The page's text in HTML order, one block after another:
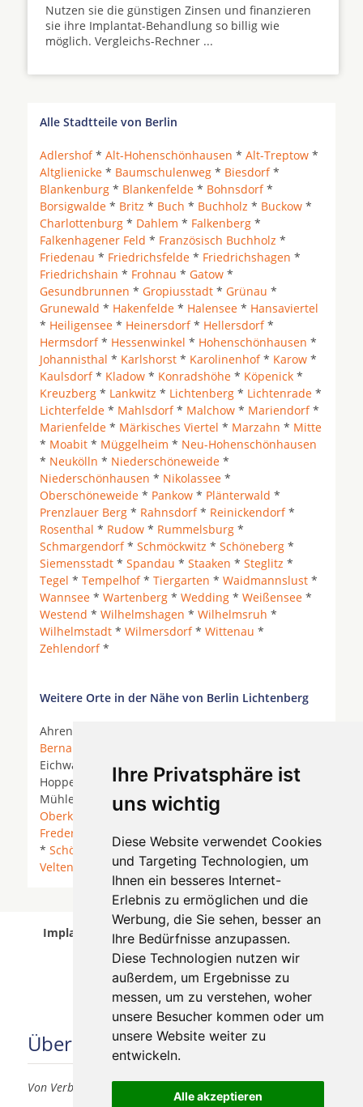
Ihre Privatsphäre ist
uns wichtig
Diese Website verwendet Cookies
und Targeting Technologien, um
Ihnen ein besseres Internet-
Erlebnis zu ermöglichen und die
Werbung, die Sie sehen, besser an
Ihre Bedürfnisse anzupassen.
Diese Technologien nutzen wir
außerdem, um Ergebnisse zu
messen, um zu verstehen, woher
unsere Besucher kommen oder um
unsere Website weiter zu
entwickeln.
Alle akzeptieren
Nutzen sie die günstigen Zinsen und finanzieren
sie ihre Implantat-Behandlung so billig wie
möglich. Vergleichs-Rechner ...
Alle Stadtteile von Berlin
Adlershof* Alt-Hohenschönhausen * Alt-Treptow *
Altglienicke * Baumschulenweg * Biesdorf*
Blankenburg * Blankenfelde * Bohnsdorf*
Borsigwalde * Britz * Buch * Buchholz * Buckow *
Charlottenburg * Dahlem * Falkenberg *
Falkenhagener Feld * Französisch Buchholz *
Friedenau * Friedrichsfelde * Friedrichshagen *
Friedrichshain * Frohnau * Gatow *
Gesundbrunnen * Gropiusstadt * Grünau *
Grunewald * Hakenfelde * Halensee * Hansaviertel
* Heiligensee * Heinersdorf* Hellersdorf*
Hermsdorf* Hessenwinkel * Hohenschönhausen *
Johannisthal * Karlshorst * Karolinenhof* Karow *
Kaulsdorf* Kladow * Konradshöhe * Köpenick *
Kreuzberg * Lankwitz * Lichtenberg * Lichtenrade *
Lichterfelde * Mahlsdorf* Malchow * Mariendorf*
Marienfelde * Märkisches Viertel * Marzahn * Mitte
* Moabit * Müggelheim * Neu-Hohenschönhausen
* Neukölln * Niederschöneweide *
Niederschönhausen * Nikolassee *
Oberschöneweide * Pankow * Plänterwald *
Prenzlauer Berg * Rahnsdorf* Reinickendorf*
Rosenthal * Rudow * Rummelsburg *
Schmargendorf* Schmöckwitz * Schöneberg *
Siemensstadt * Spandau * Staaken * Steglitz *
Tegel * Tempelhof* Tiergarten * Waidmannslust *
Wannsee * Wartenberg * Wedding * Weißensee *
Westend * Wilhelmshagen * Wilhelmsruh *
Wilhelmstadt * Wilmersdorf* Wittenau *
Zehlendorf*
Weitere Orte in der Nähe von Berlin Lichtenberg
Ahrensfelde *
Bernau bei Berlin
Eichwalde *
Fredersdorf-Vogelsdorf*Großbeeren
Hoppegarten * Hoppegarten (Mark)*Hönow*
Mühlenbecker Land *Neuenhagen bei Berlin
Oberkrämer
*Panketal *Petershagen bei
Fredersdorf bei Berlin * Schulzendorf * Schönefeld
* Schönefeld bei Berlin*Schöneiche bei Berlin*
Velten
Werneuchen* Zeuthen *
Implantologen in Berlin Lichtenberg wurde am 06
August 2026 aktualisiert.
Über uns
Von Verbrauchern für Verbraucher